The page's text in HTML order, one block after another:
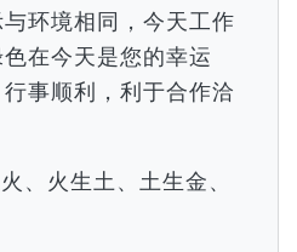
环境相同，今天工作
在今天是您的幸运
事顺利，利于合作洽
、火生土、土生金、